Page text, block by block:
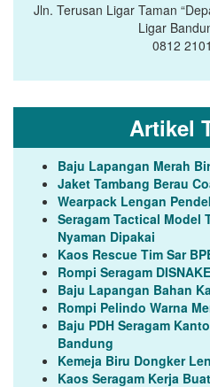
Jln. Terusan Ligar Taman
Ligar
0812
Artikel
Baju Lapangan Merah
Jaket Tambang Berau
Wearpack Lengan
Seragam Tactical Model
Nyaman Dipakai
Kaos Rescue Tim Sar
Rompi Seragam
Baju Lapangan Bahan
Rompi Pelindo Warna
Baju PDH Seragam
Bandung
Kemeja Biru Dongker
Kaos Seragam Kerja